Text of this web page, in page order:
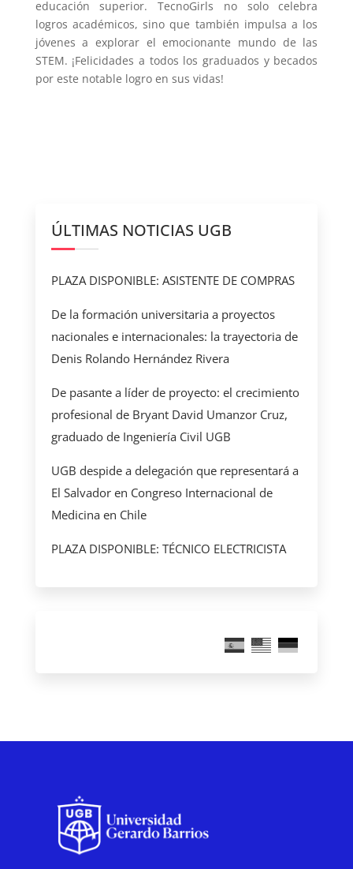
educación superior. TecnoGirls no solo celebra
logros académicos, sino que también impulsa a los
jóvenes a explorar el emocionante mundo de las
STEM. ¡Felicidades a todos los graduados y becados
por este notable logro en sus vidas!
ÚLTIMAS NOTICIAS UGB
PLAZA DISPONIBLE: ASISTENTE DE COMPRAS
De la formación universitaria a proyectos
nacionales e internacionales: la trayectoria de
Denis Rolando Hernández Rivera
De pasante a líder de proyecto: el crecimiento
profesional de Bryant David Umanzor Cruz,
graduado de Ingeniería Civil UGB
UGB despide a delegación que representará a
El Salvador en Congreso Internacional de
Medicina en Chile
PLAZA DISPONIBLE: TÉCNICO ELECTRICISTA